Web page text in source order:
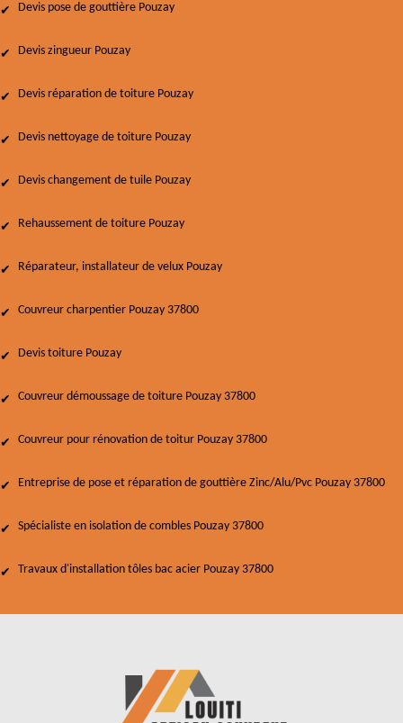
Devis pose de gouttière Pouzay
Devis zingueur Pouzay
Devis réparation de toiture Pouzay
Devis nettoyage de toiture Pouzay
Devis changement de tuile Pouzay
Rehaussement de toiture Pouzay
Réparateur, installateur de velux Pouzay
Couvreur charpentier Pouzay 37800
Devis toiture Pouzay
Couvreur démoussage de toiture Pouzay 37800
Couvreur pour rénovation de toitur Pouzay 37800
Entreprise de pose et réparation de gouttière Zinc/Alu/Pvc Pouzay 37800
Spécialiste en isolation de combles Pouzay 37800
Travaux d'installation tôles bac acier Pouzay 37800